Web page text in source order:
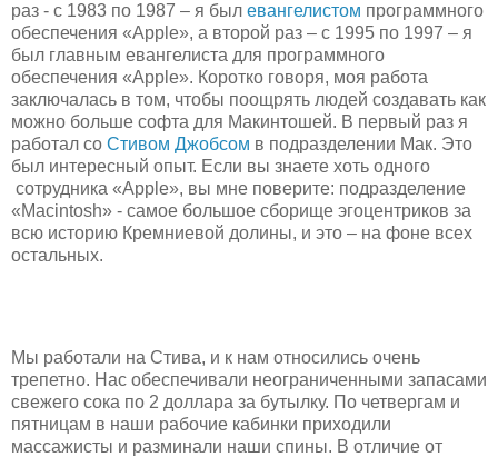
раз - с 1983 по 1987 – я был евангелистом программного
обеспечения «Apple», а второй раз – с 1995 по 1997 – я
был главным евангелиста для программного
обеспечения «Apple». Коротко говоря, моя работа
заключалась в том, чтобы поощрять людей создавать как
можно больше софта для Макинтошей. В первый раз я
работал со Стивом Джобсом в подразделении Мак. Это
был интересный опыт. Если вы знаете хоть одного
сотрудника «Apple», вы мне поверите: подразделение
«Macintosh» - самое большое сборище эгоцентриков за
всю историю Кремниевой долины, и это – на фоне всех
остальных.
Мы работали на Стива, и к нам относились очень
трепетно. Нас обеспечивали неограниченными запасами
свежего сока по 2 доллара за бутылку. По четвергам и
пятницам в наши рабочие кабинки приходили
массажисты и разминали наши спины. В отличие от